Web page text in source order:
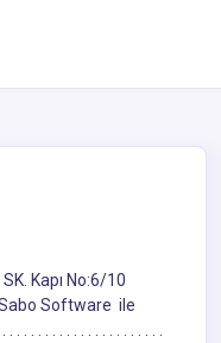
Kapı No:6/10
Software ile
. . . . . . . . . . . . . . . . . . . .